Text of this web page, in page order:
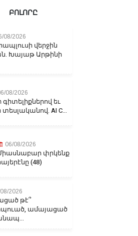
ԲՈԼՈՐԸ
08/2026
վերջին
Խայաթ Արթինի
08/2026
գիտելիքներով եւ
տեսլականով. AI C...
06/08/2026
փրկենք
(48)
2026
թէ՞
ամայացած